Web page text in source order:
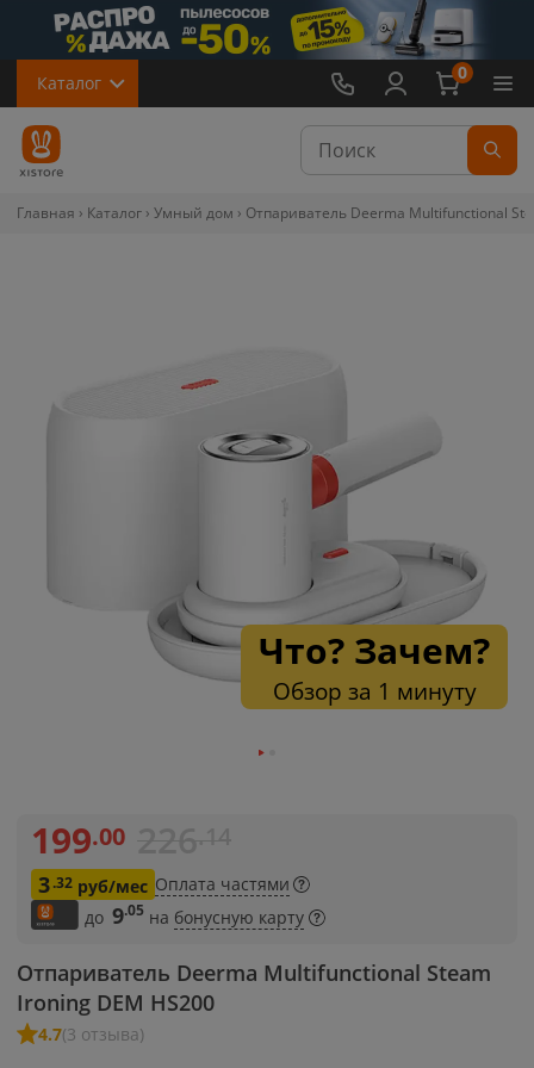
Каталог 0
Главная Каталог Умный дом Отпариватель Deerma Multifunctional
Что? Зачем?
Обзор за 1 минуту
Отпариватель Deerma Multifunctional Steam
Ironing DEM HS200
4.7(3 отзыва)
199.00
3.32 руб/мес Оплата частями
до 9.05 на бонусную карту